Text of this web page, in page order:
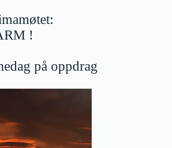
!
på oppdrag